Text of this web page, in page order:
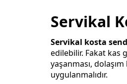
Servikal
Servikal kosta
edilebilir. Fakat kas
yaşanması,
uygulanmalıdır.